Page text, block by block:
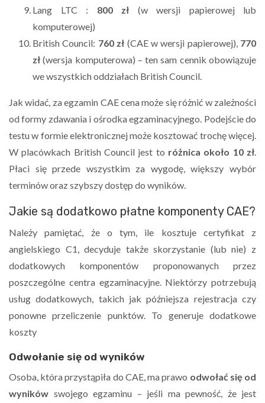
Lang LTC : 800 zł (w wersji papierowej lub
komputerowej)
British Council: 760 zł (CAE w wersji papierowej), 770
zł (wersja komputerowa) – ten sam cennik obowiązuje
we wszystkich oddziałach British Council.
Jak widać, za egzamin CAE cena może się różnić w zależności
od formy zdawania i ośrodka egzaminacyjnego. Podejście do
testu w formie elektronicznej może kosztować trochę więcej.
W placówkach British Council jest to różnica około 10 zł
Płaci się przede wszystkim za wygodę, większy wybór
terminów oraz szybszy dostęp do wyników.
Jakie są dodatkowo płatne komponenty CAE?
Należy pamiętać, że o tym, ile kosztuje certyfikat z
angielskiego C1, decyduje także skorzystanie (lub nie) z
dodatkowych komponentów proponowanych przez
poszczególne centra egzaminacyjne. Niektórzy potrzebują
usług dodatkowych, takich jak późniejsza rejestracja czy
ponowne przeliczenie punktów. To generuje dodatkowe
koszty
Odwołanie się od wyników
Osoba, która przystąpiła do CAE, ma prawo odwołać się od
wyników swojego egzaminu – jeśli ma pewność, że jest